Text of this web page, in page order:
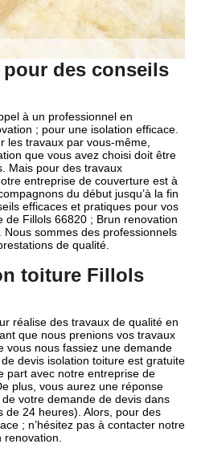
des conseils
à un professionnel en
; pour une isolation efficace.
les travaux par vous-même,
que vous avez choisi doit être
Mais pour des travaux
entreprise de couverture est à
du début jusqu’à la fin
efficaces et pratiques pour vos
de Fillols 66820 ; Brun renovation
sommes des professionnels
de qualité.
toiture Fillols
réalise des travaux de qualité en
que nous prenions vos travaux
vous nous fassiez une demande
devis isolation toiture est gratuite
part avec notre entreprise de
plus, vous aurez une réponse
votre demande de devis dans
de 24 heures). Alors, pour des
; n’hésitez pas à contacter notre
renovation.